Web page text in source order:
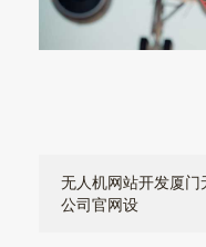
无人机网站开发厦
公司官网设